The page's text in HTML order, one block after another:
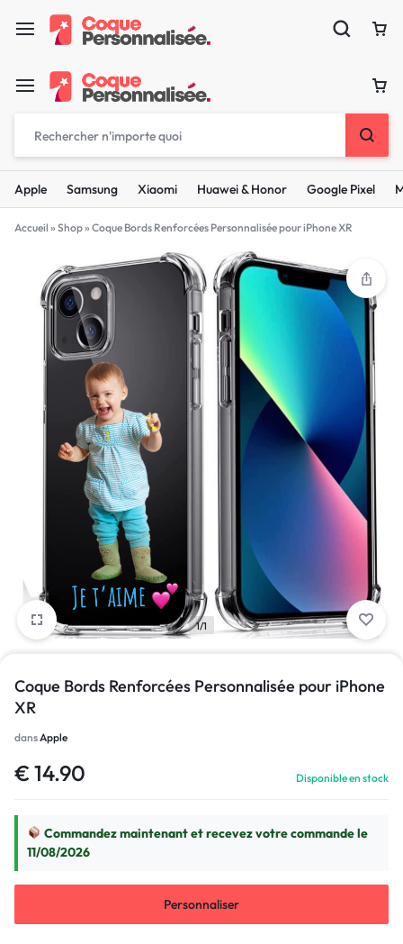
Apple Samsung Xiaomi Huawei & Honor Google Pixel
Accueil » Shop» Coque Bords Renforcées Personnalisée pour iPhone XR
1/1
Coque Bords Renforcées Personnalisée pour iPhone
XR
dansApple
€ 14.90 Disponible en stock
Commandez maintenant et recevez votre commande le
11/08/2026
Personnaliser